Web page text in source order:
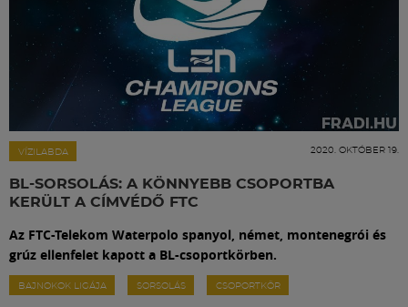
VÍZILABDA 2020. OKTÓBER 19.
BL-SORSOLÁS: A KÖNNYEBB CSOPORTBA
KERÜLT A CÍMVÉDŐ FTC
Az FTC-Telekom Waterpolo spanyol, német, montenegrói és
grúz ellenfelet kapott a BL-csoportkörben.
BAJNOKOK LIGÁJA SORSOLÁS CSOPORTKÖR
FM YouTube +
Hírek
Labdarúgás
Meccscenter